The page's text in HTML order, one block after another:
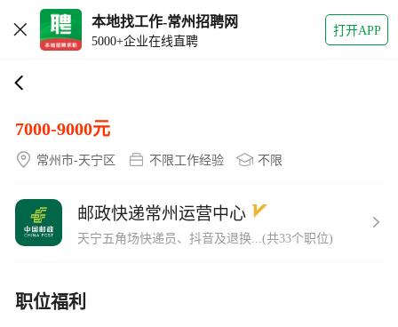
5000+企业在线直聘
抖音及退换上门取件
7000-9000元
常州市-天宁区 不限工作经验 不限
邮政快递常州运营中心
天宁五角场快递员、抖音及退换...(共33个职位)
职位福利